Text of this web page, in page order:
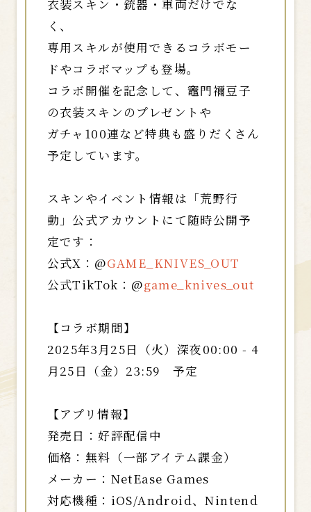
衣装スキン・銃器・車両だけでな
く、
専用スキルが使用できるコラボモー
ドやコラボマップも登場。
コラボ開催を記念して、竈門禰󠄀豆子
の衣装スキンのプレゼントや
ガチャ100連など特典も盛りだくさん
予定しています。
スキンやイベント情報は「荒野行
動」公式アカウントにて随時公開予
定です：
公式X：@GAME_KNIVES_OUT
公式TikTok：@game_knives_out
【コラボ期間】
2025年3月25日（火）深夜00:00 - 4
月25日（金）23:59 予定
【アプリ情報】
発売日：好評配信中
価格：無料（一部アイテム課金）
メーカー：NetEase Games
対応機種：iOS/Android、Nintend